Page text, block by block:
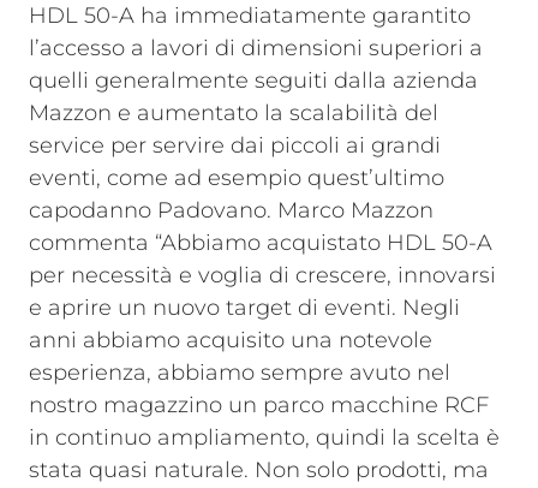
HDL 50-A ha immediatamente garantito
l’accesso a lavori di dimensioni superiori a
quelli generalmente seguiti dalla azienda
Mazzon e aumentato la scalabilità del
service per servire dai piccoli ai grandi
eventi, come ad esempio quest’ultimo
capodanno Padovano. Marco Mazzon
commenta “Abbiamo acquistato HDL 50-A
per necessità e voglia di crescere, innovarsi
e aprire un nuovo target di eventi. Negli
anni abbiamo acquisito una notevole
esperienza, abbiamo sempre avuto nel
nostro magazzino un parco macchine RCF
in continuo ampliamento, quindi la scelta è
stata quasi naturale. Non solo prodotti, ma